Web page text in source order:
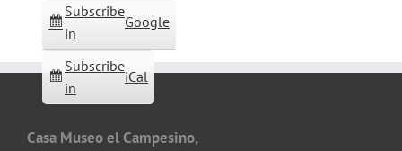
Subscribe
in
Google
Subscribe
in
iCal
Casa Museo el Campesino,